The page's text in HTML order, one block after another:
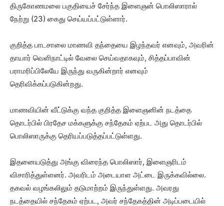
திருகோணமலை பகுதியைச் சேர்ந்த இளைஞன் பொலிஸாரால்
நேற்று (23) கைது செய்யப்பட்டுள்ளார்.
குறித்த பாடசாலை மாணவி தந்தையை இழந்தவர் எனவும், அவரின்
தாயார் வெளிநாட்டில் வேலை செய்வதாகவும், சித்தப்பாவின்
பராமரிப்பிலேயே இருந்து வருகின்றார் எனவும்
தெரிவிக்கப்படுகின்றது.
மாணவியின் வீட்டுக்கு வந்த குறித்த இளைஞனின் நடத்தை
தொடர்பில் பிரதேச மக்களுக்கு சந்தேகம் ஏற்பட அது தொடர்பில்
பொலிஸாருக்கு தெரியப்படுத்தப்பட்டுள்ளது.
இதனையடுத்து அங்கு விரைந்த பொலிஸார், இளைஞரிடம்
விசாரித்துள்ளனர். அவரிடம் அடையாள அட்டை இருக்கவில்லை.
தகவல் வழங்கலிலும் தடுமாற்றம் இருந்துள்ளது. அவரது
நடத்தையில் சந்தேகம் ஏற்பட, அவர் சந்தேகத்தின் அடிப்படையில்